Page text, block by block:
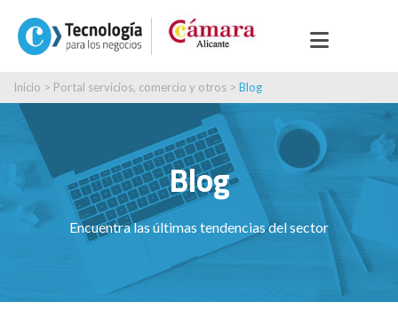
Inicio > Portal servicios, comercio y otros > Blog
Blog
Encuentra las últimas tendencias del sector